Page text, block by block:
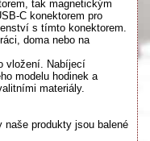
tak magnetickým
C konektorem pro
s tímto konektorem.
doma nebo na
vložení. Nabíjecí
modelu hodinek a
materiály.
naše produkty jsou balené